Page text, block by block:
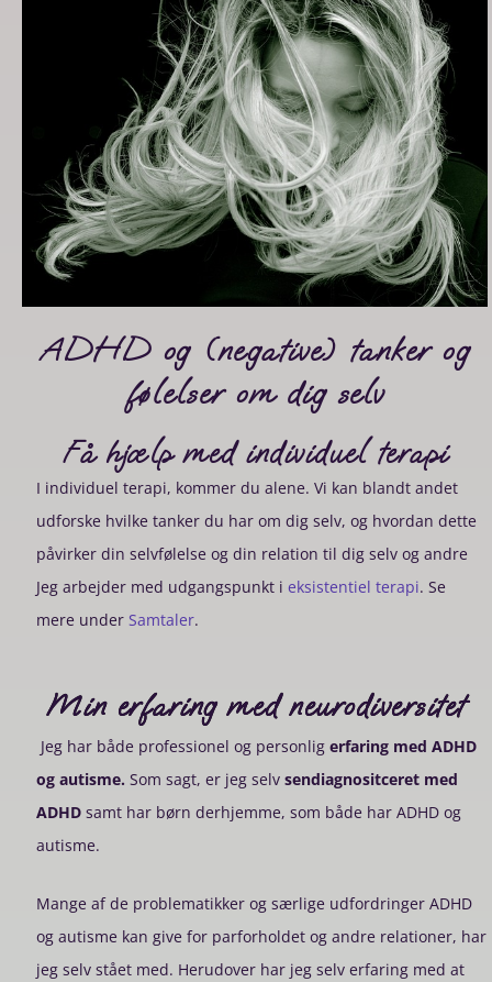
ADHD og (negative) tanker og
følelser om dig selv
Få hjælp med individuel terapi
I individuel terapi, kommer du alene. Vi kan blandt andet
udforske hvilke tanker du har om dig selv, og hvordan dette
påvirker din selvfølelse og din relation til dig selv og andre
Jeg arbejder med udgangspunkt i eksistentiel terapi. Se
mere under Samtaler.
Min erfaring med neurodiversitet
Jeg har både professionel og personlig erfaring med ADHD
og autisme. Som sagt, er jeg selv sendiagnositceret med
ADHD samt har børn derhjemme, som både har ADHD og
autisme.
Mange af de problematikker og særlige udfordringer ADHD
og autisme kan give for parforholdet og andre relationer, har
jeg selv stået med. Herudover har jeg selv erfaring med at